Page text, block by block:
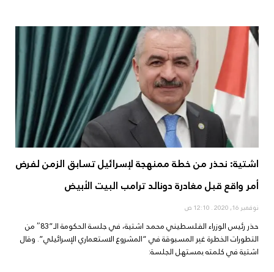
اشتية: نحذر من خطة ممنهجة لإسرائيل تسابق الزمن لفرض
أمر واقع قبل مغادرة دونالد ترامب البيت الأبيض
نوفمبر 16, 2020
حذر رئيس الوزراء الفلسطيني محمد اشتية، في جلسة الحكومة الـ”83″ من
التطورات الخطرة غير المسبوقة في “المشروع الاستعماري الإسرائيلي”. وقال
اشتية في كلمته بمستهل الجلسة: